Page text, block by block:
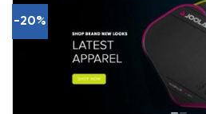
-20%